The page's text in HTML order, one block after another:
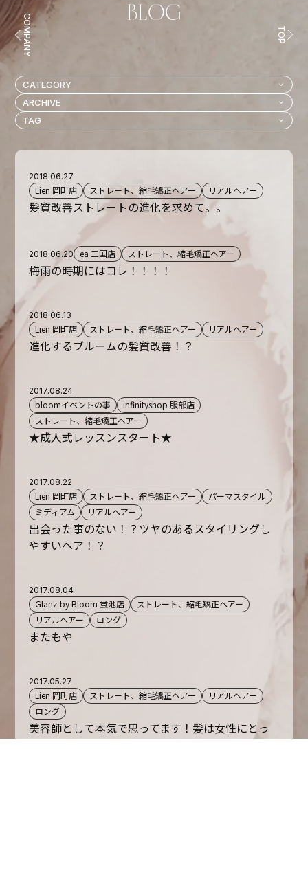
2018.06.27
Lien 岡町店 ストレート、縮毛矯正ヘアー リアルヘアー
髪質改善ストレートの進化を求めて。。
2018.06.20 ea 三国店 ストレート、縮毛矯正ヘアー
梅雨の時期にはコレ！！！！
2018.06.13
Lien 岡町店 ストレート、縮毛矯正ヘアー リアルヘアー
進化するブルームの髪質改善！？
2017.08.24
bloomイベントの事
infinityshop 服部店
ストレート、縮毛矯正ヘアー
★成人式レッスンスタート★
2017.08.22
Lien 岡町店 ストレート、縮毛矯正ヘアー
パーマスタイル
ミディアム
リアルヘアー
出会った事のない！？ツヤのあるスタイリングし
やすいヘア！？
2017.08.04
Glanz by Bloom 蛍池店
ストレート、縮毛矯正ヘアー
リアルヘアー
ロング
またもや
2017.05.27
Lien 岡町店 ストレート、縮毛矯正ヘアー
リアルヘアー
ロング
美容師として本気で思ってます！髪は女性にとっ
て？？
COMPANY TOP